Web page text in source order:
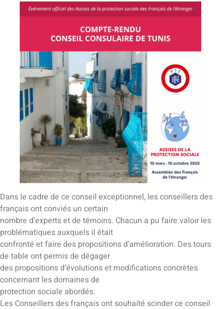
Dans le cadre de ce conseil exceptionnel, les conseillers des
français ont conviés un certain
nombre d’experts et de témoins. Chacun a pu faire valoir les
problématiques auxquels il était
confronté et faire des propositions d’amélioration. Des tours
de table ont permis de dégager
des propositions d’évolutions et modifications concrètes
concernant les domaines de
protection sociale abordés.
Les Conseillers des français ont souhaité scinder ce conseil